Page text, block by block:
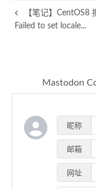
【笔记】CentOS8
Failed to set locale...
Mastodon
昵称
邮箱
网址